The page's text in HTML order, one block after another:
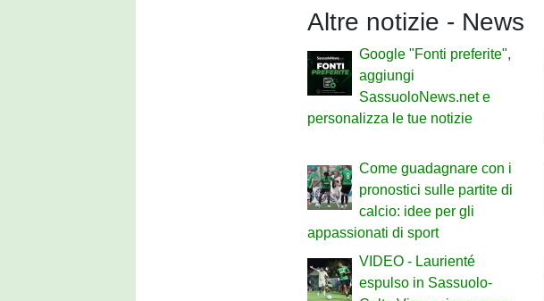
Altre notizie - News
Google "Fonti preferite",
aggiungi
SassuoloNews.net e
personalizza le tue notizie
Come guadagnare con i
pronostici sulle partite di
calcio: idee per gli
appassionati di sport
VIDEO - Laurienté
espulso in Sassuolo-